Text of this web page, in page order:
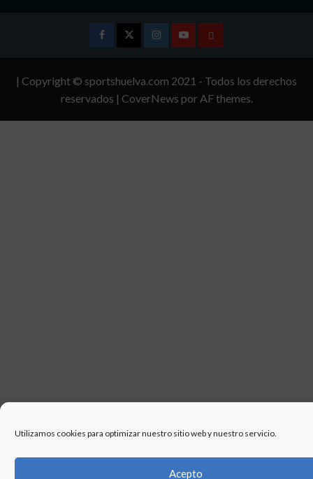
Utilizamos cookies para optimizar nuestro sitio web y nuestro servicio.
Acepto
InstagramYoutubeTÉRMINOS
CONDICIONES
| Copyright © sportshuelva.com 2021 - Todos los derechos
reservados | CoverNews por AF themes.